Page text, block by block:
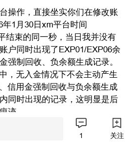
操作，直接坐实你们在修改账
年1月30日xm平台时间
结束的同一秒，当日我并没有
户同时出现了EXP01/EXP06余
强制回收、负余额生成记录。
，无入金情况下不会主动产生
信用金强制回收与负余额生成
同时出现的记录，这明显是后
迹。
1 关注